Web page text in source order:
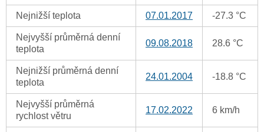
Nejnižší teplota 07.01.2017 -27.3 °C
Nejvyšší průměrná denní
teplota
09.08.2018 28.6 °C
Nejnižší průměrná denní
teplota
24.01.2004 -18.8 °C
Nejvyšší průměrná
rychlost větru
17.02.2022 6 km/h